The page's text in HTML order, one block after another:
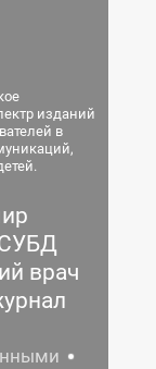
изданий
в
врач